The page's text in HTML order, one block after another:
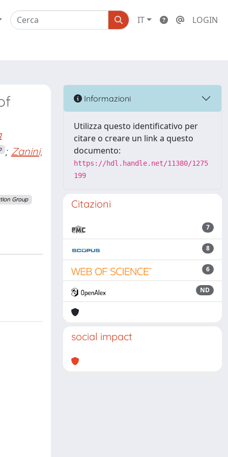
IT LOGIN
; Zanini,
Group
Informazioni
Utilizza questo identificativo per
citare o creare un link a questo
documento:
https://hdl.handle.net/11380/1275
199
Citazioni
7
8
6
ND
social impact